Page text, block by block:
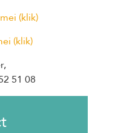
(klik)
(klik)
51 08